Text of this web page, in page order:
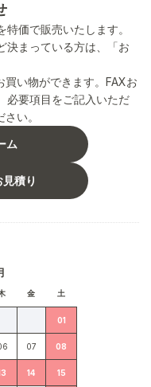
価で販売いたします。
決まっている方は、「お
買い物ができます。FAXお
必要項目をご記入いただ
い。
ム
積り
金 土
01
07 08
14 15